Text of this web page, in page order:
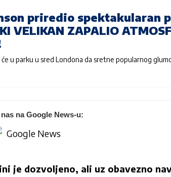
priredio spektakularan
VELIKAN ZAPALIO
u parku u sred Londona da sretne popularnog
na Google News-u:
je dozvoljeno, ali uz obavezno